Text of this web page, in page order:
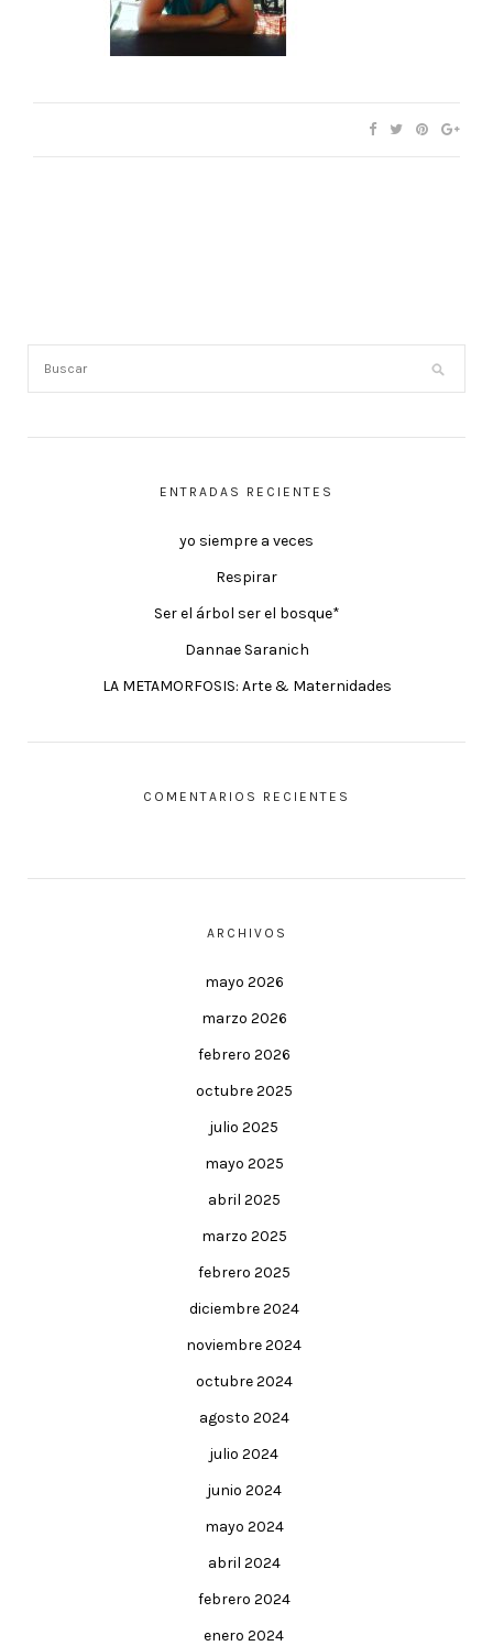
ENTRADAS RECIENTES
yo siempre a veces
Respirar
Ser el árbol ser el bosque*
Dannae Saranich
LA METAMORFOSIS: Arte & Maternidades
COMENTARIOS RECIENTES
ARCHIVOS
mayo 2026
marzo 2026
febrero 2026
octubre 2025
julio 2025
mayo 2025
abril 2025
marzo 2025
febrero 2025
diciembre 2024
noviembre 2024
octubre 2024
agosto 2024
julio 2024
junio 2024
mayo 2024
abril 2024
febrero 2024
enero 2024